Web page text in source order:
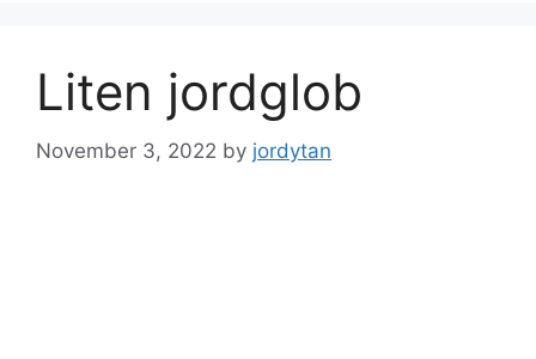
Liten jordglob
November 3, 2022 by jordytan